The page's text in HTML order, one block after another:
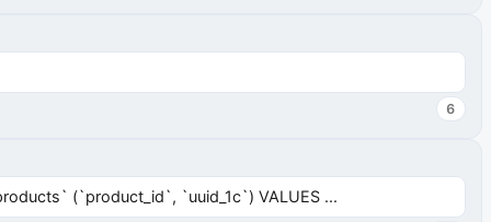
6
(`product_id`, `uuid_1c`) VALUES ...